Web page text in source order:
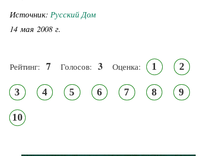
Источник: Русский Дом
14 мая 2008 г.
Рейтинг: 7 Голосов: 3 Оценка: 1 2
3 4 5 6 7 8 9
10